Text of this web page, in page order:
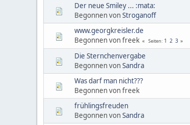
Der neue Smiley ... :mata:
Begonnen vonStroganoff
www.georgkreisler.de
Begonnen von freek
Seiten 1 2 3
Die Sternchenvergabe
Begonnen vonSandra
Was darf man nicht???
Begonnen von freek
frühlingsfreuden
Begonnen vonSandra